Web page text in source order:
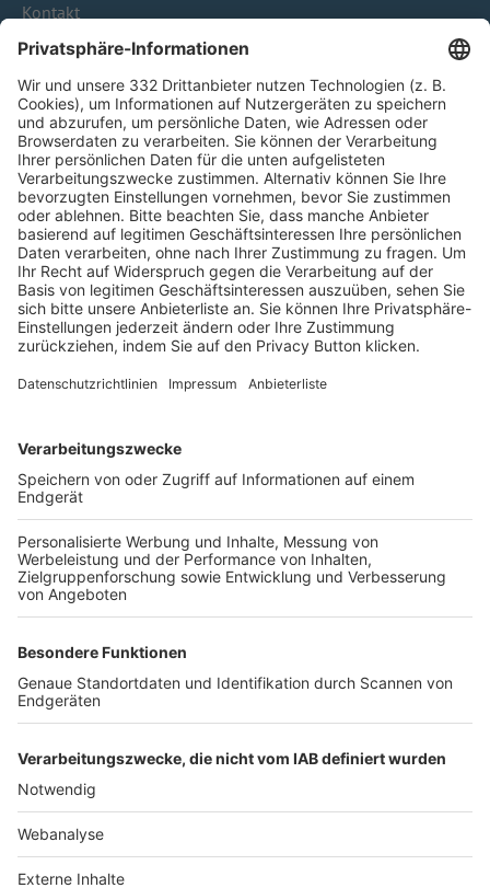
Kontakt
HÄUFIG BESUCHTE SEITEN
Pässe und Vereinswechsel
Trainerausbildung
Schulungsangebot Vereinsmitarbeiter
BFV-Geschäftsstellen
Trainerbörse
Login SpielPlus
FOLGE DEM BFV
TOP-VEREINE
TOP-PARTNER
Nutzungsbedingungen Datenschutz Impressum